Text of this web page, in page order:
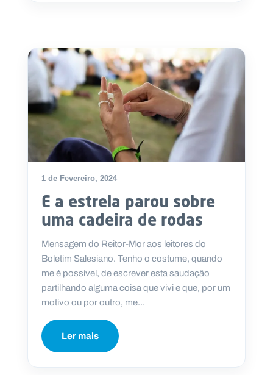
1 de Fevereiro, 2024
E a estrela parou sobre
uma cadeira de rodas
Mensagem do Reitor-Mor aos leitores do
Boletim Salesiano. Tenho o costume, quando
me é possível, de escrever esta saudação
partilhando alguma coisa que vivi e que, por um
motivo ou por outro, me...
Ler mais